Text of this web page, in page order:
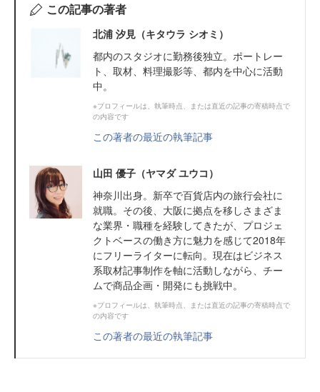
この記事の著者
北浦 汐見（キタウラ シオミ）
都内のスタジオに勤務後独立。ポートレー
ト、取材、料理撮影等、都内を中心に活動
中。
※プロフィールは、執筆時点、または直近の記事の寄稿時点で
の内容です
この著者の最近の執筆記事
山田 優子（ヤマダ ユウコ）
神奈川出身。新卒で百貨店内の旅行会社に
就職。その後、大阪に拠点を移しさまざま
な業界・職種を経験してきたが、プロジェ
クトベースの働き方に魅力を感じて2018年
にフリーライターに転向。現在はビジネス
系取材記事制作を軸に活動しながら、チー
ムで商品企画・開発にも挑戦中。
※プロフィールは、執筆時点、または直近の記事の寄稿時点で
の内容です
この著者の最近の執筆記事